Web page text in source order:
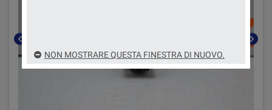
chevron_left chevron_right
NON MOSTRARE QUESTA FINESTRA DI NUOVO.